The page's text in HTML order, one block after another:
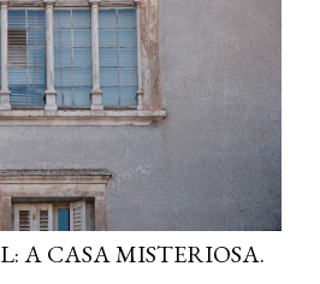
A CASA MISTERIOSA.